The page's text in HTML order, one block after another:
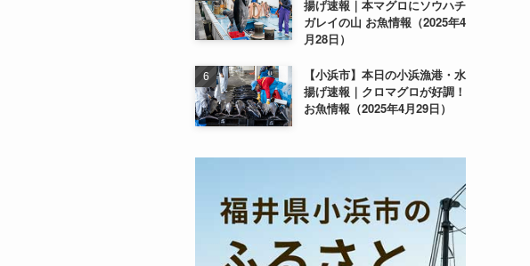
揚げ速報｜本マグロにソウハチ
ガレイの山 お魚情報（2025年4
月28日）
【小浜市】本日の小浜漁港・水
揚げ速報｜クロマグロが好調！
お魚情報（2025年4月29日）